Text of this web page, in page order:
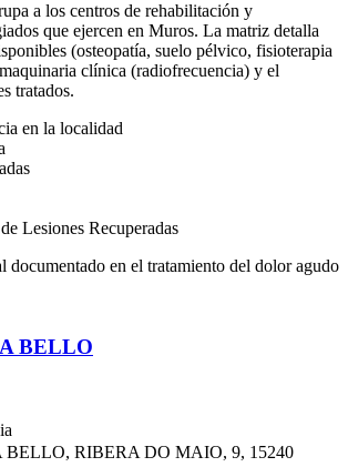
a los centros de rehabilitación y
que ejercen en Muros. La matriz detalla
(osteopatía, suelo pélvico, fisioterapia
clínica (radiofrecuencia) y el
tratados.
en la localidad
Lesiones Recuperadas
documentado en el tratamiento del dolor agudo
BELLO
BELLO, RIBERA DO MAIO, 9, 15240